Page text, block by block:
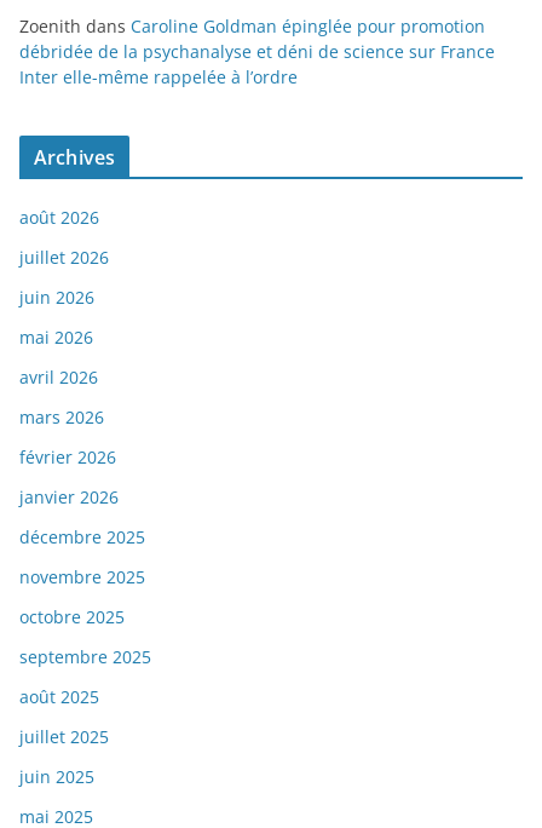
Zoenith dans Caroline Goldman épinglée pour promotion
débridée de la psychanalyse et déni de science sur France
Inter elle-même rappelée à l’ordre
Archives
août 2026
juillet 2026
juin 2026
mai 2026
avril 2026
mars 2026
février 2026
janvier 2026
décembre 2025
novembre 2025
octobre 2025
septembre 2025
août 2025
juillet 2025
juin 2025
mai 2025